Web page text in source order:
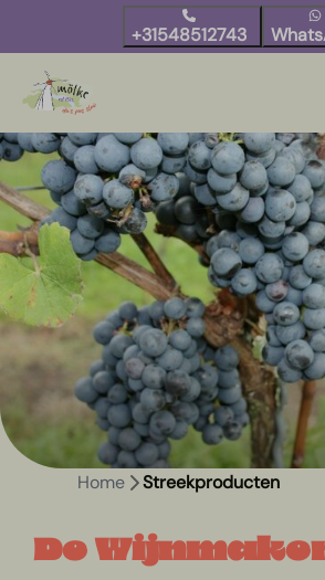
+31548512743
Home Streekproducten
De